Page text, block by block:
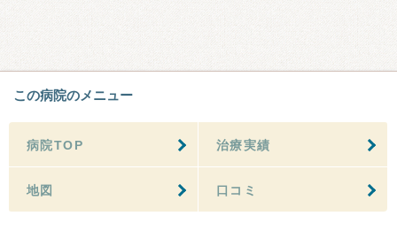
この病院のメニュー
病院TOP 治療実績
地図 口コミ